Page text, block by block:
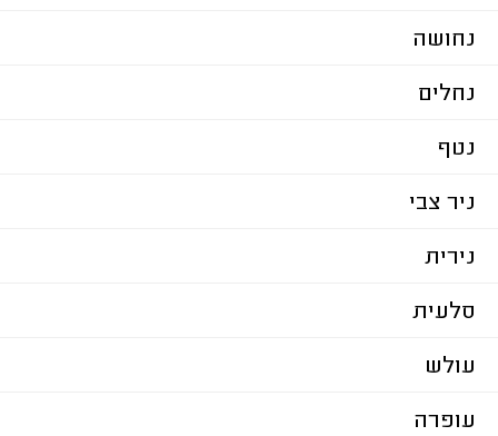
נחושה
נחלים
נטף
ניר צבי
נירית
סלעית
עולש
עופרה